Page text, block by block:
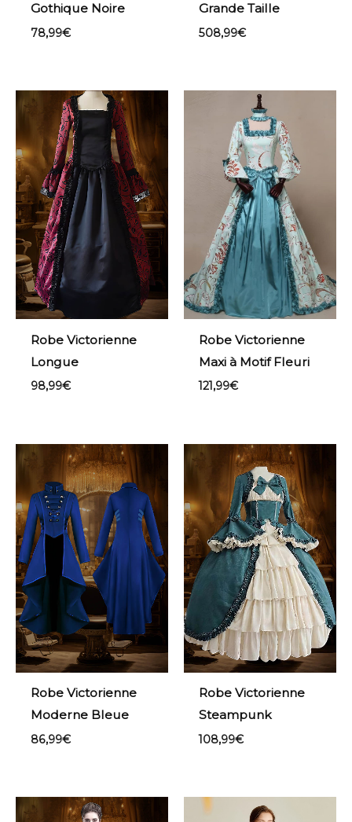
Gothique Noire
78,99€
Grande Taille
508,99€
Robe Victorienne
Longue
98,99€
Robe Victorienne
Maxi à Motif Fleuri
121,99€
Robe Victorienne
Moderne Bleue
86,99€
Robe Victorienne
Steampunk
108,99€